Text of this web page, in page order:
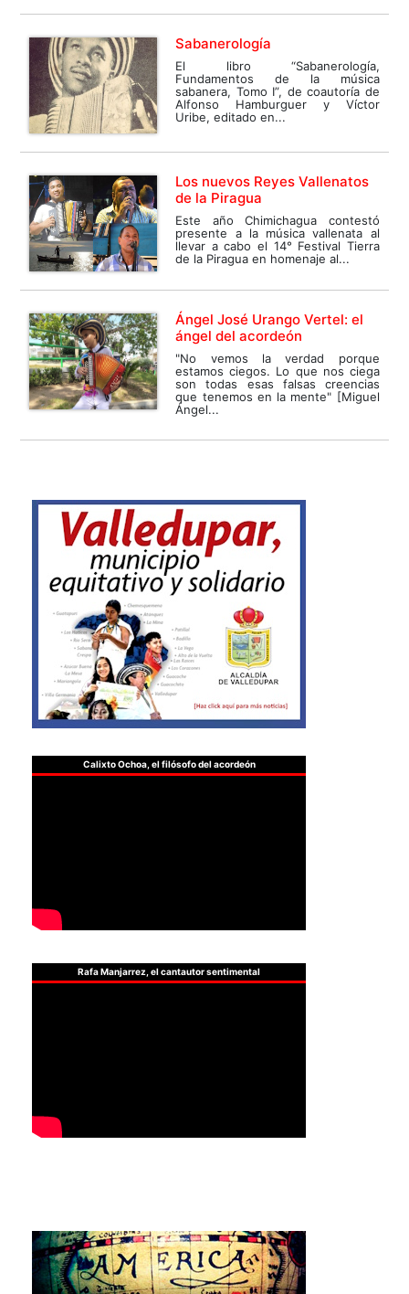
Sabanerología
El libro “Sabanerología,
Fundamentos de la música
sabanera, Tomo I”, de coautoría de
Alfonso Hamburguer y Víctor
Uribe, editado en...
Los nuevos Reyes Vallenatos
de la Piragua
Este año Chimichagua contestó
presente a la música vallenata al
llevar a cabo el 14° Festival Tierra
de la Piragua en homenaje al...
Ángel José Urango Vertel: el
ángel del acordeón
"No vemos la verdad porque
estamos ciegos. Lo que nos ciega
son todas esas falsas creencias
que tenemos en la mente" [Miguel
Ángel...
Calixto Ochoa, el filósofo del acordeón
Rafa Manjarrez, el cantautor sentimental